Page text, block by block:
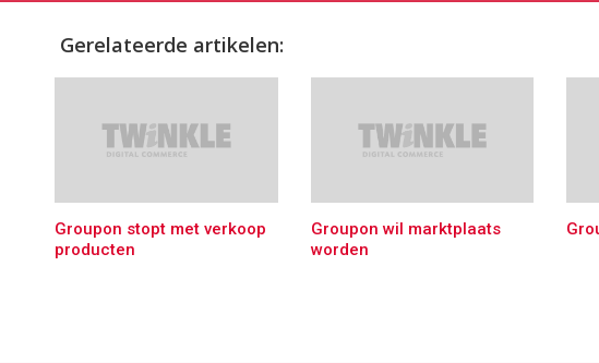
Gerelateerde artikelen:
Groupon stopt met verkoop
producten
Groupon wil marktplaats
worden